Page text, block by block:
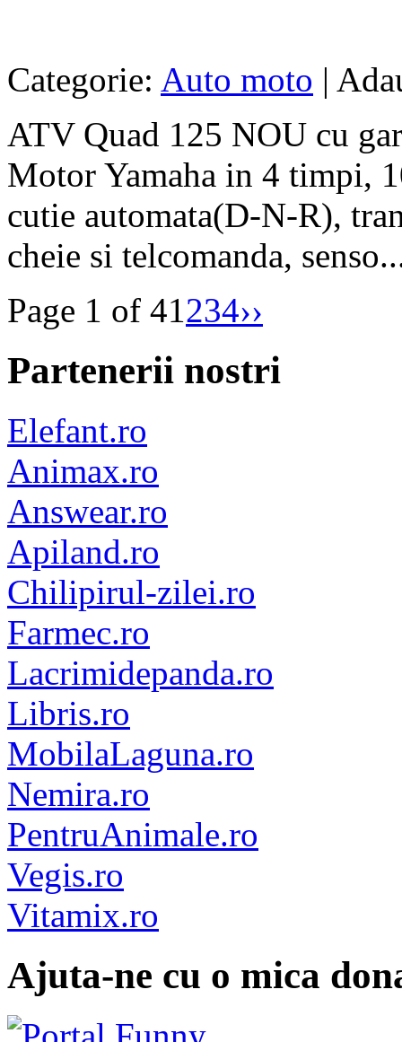
Categorie: Auto moto |
ATV Quad 125 NOU cu
Motor Yamaha in 4 timpi,
cutie automata(D-N-R),
cheie si telcomanda,
Page 1 of 41234››
Partenerii nostri
Elefant.ro
Animax.ro
Answear.ro
Apiland.ro
Chilipirul-zilei.ro
Farmec.ro
Lacrimidepanda.ro
Libris.ro
MobilaLaguna.ro
Nemira.ro
PentruAnimale.ro
Vegis.ro
Vitamix.ro
Ajuta-ne cu o mica